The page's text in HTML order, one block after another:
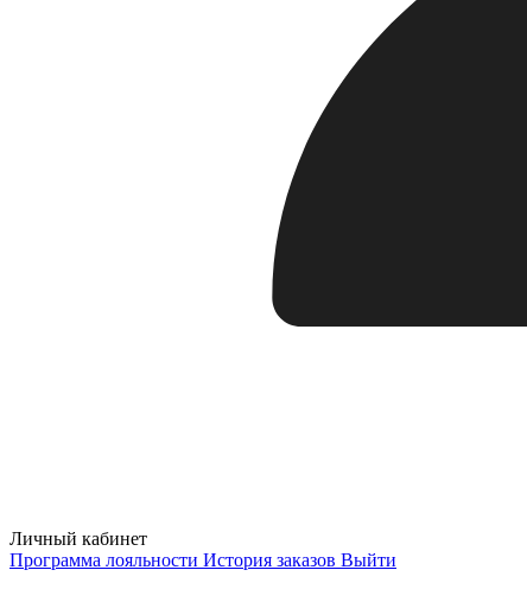
Личный кабинет
Программа лояльности История заказов Выйти